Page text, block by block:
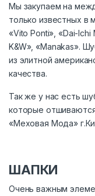
Мы закупаем на
только известных в
«Vito Ponti», «Dai-Ichi
K&W», «Manakas».
из элитной
качества.
Так же у нас есть
которые
«Меховая Мода»
ШАПКИ
Очень важным